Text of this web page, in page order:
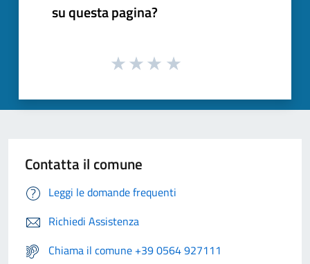
su questa pagina?
Contatta il comune
Leggi le domande frequenti
Richiedi Assistenza
Chiama il comune +39 0564 927111